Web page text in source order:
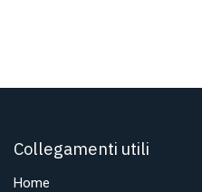
Collegamenti utili
Home